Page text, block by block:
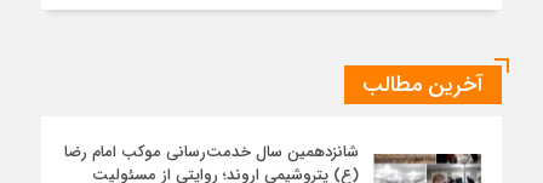
آخرین مطالب
شانزدهمین سال خدمت‌رسانی موکب امام رضا
(ع) پتروشیمی اروند؛ روایتی از مسئولیت